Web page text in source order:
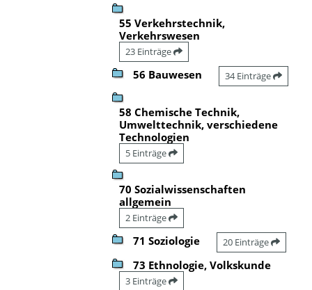
55 Verkehrstechnik,
Verkehrswesen
23 Einträge
56 Bauwesen 34 Einträge
58 Chemische Technik,
Umwelttechnik, verschiedene
Technologien
5 Einträge
70 Sozialwissenschaften
allgemein
2 Einträge
71 Soziologie 20 Einträge
73 Ethnologie, Volkskunde
3 Einträge